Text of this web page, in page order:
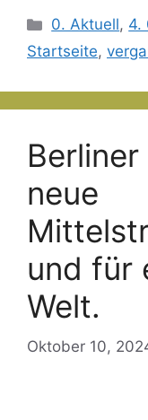
Kategorien
0. Aktuell, 4.
Startseite,
neue
und für
Welt.
Oktober 10,